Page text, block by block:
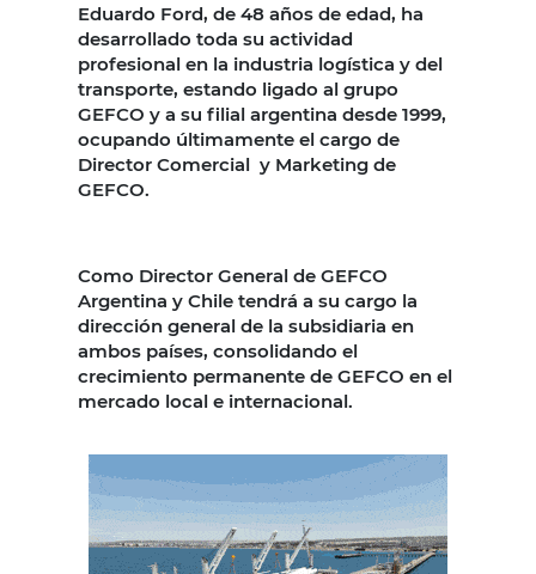
Eduardo Ford, de 48 años de edad, ha
desarrollado toda su actividad
profesional en la industria logística y del
transporte, estando ligado al grupo
GEFCO y a su filial argentina desde 1999,
ocupando últimamente el cargo de
Director Comercial y Marketing de
GEFCO.
Como Director General de GEFCO
Argentina y Chile tendrá a su cargo la
dirección general de la subsidiaria en
ambos países, consolidando el
crecimiento permanente de GEFCO en el
mercado local e internacional.